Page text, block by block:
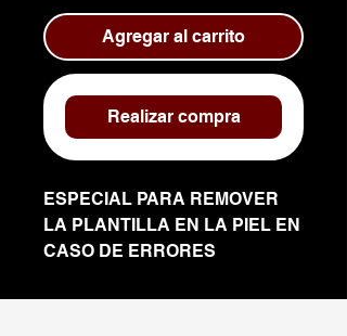
Agregar al carrito
Realizar compra
ESPECIAL PARA REMOVER
LA PLANTILLA EN LA PIEL EN
CASO DE ERRORES